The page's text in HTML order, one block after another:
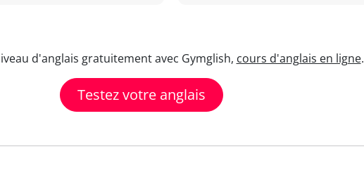
d'anglais gratuitement avec Gymglish, cours d'anglais en ligne.
Testez votre anglais